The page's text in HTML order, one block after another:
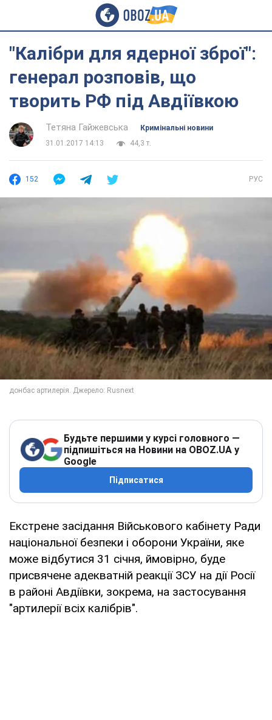
"Калібри для ядерної зброї":
генерал розповів, що
творить РФ під Авдіївкою
Тетяна Гайжевська
Кримінальні новини
31.01.2017 14:13
44,3 т.
152 РУС
Будьте першими у курсі головного —
підпишіться на Новини на OBOZ.UA у
Google
Підписатися
Екстрене засідання Військового кабінету Ради
національної безпеки і оборони України, яке
може відбутися 31 січня, ймовірно, буде
присвячене адекватній реакції ЗСУ на дії Росії
в районі Авдіївки, зокрема, на застосування
"артилерії всіх калібрів".